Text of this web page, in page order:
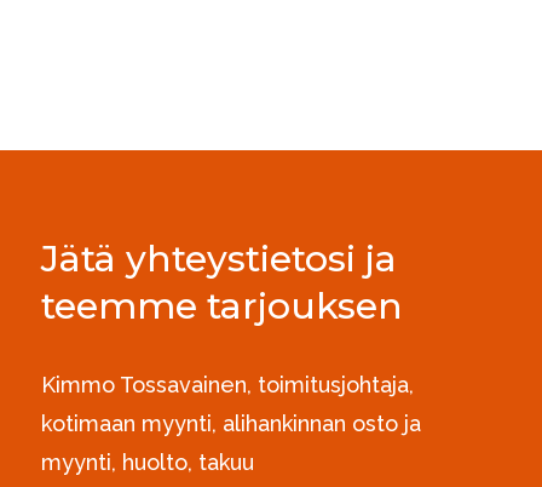
Jätä yhteystietosi ja
teemme tarjouksen
Kimmo Tossavainen, toimitusjohtaja,
kotimaan myynti, alihankinnan osto ja
myynti, huolto, takuu